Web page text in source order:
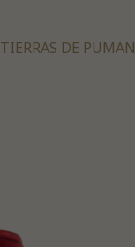
TIERRAS DE